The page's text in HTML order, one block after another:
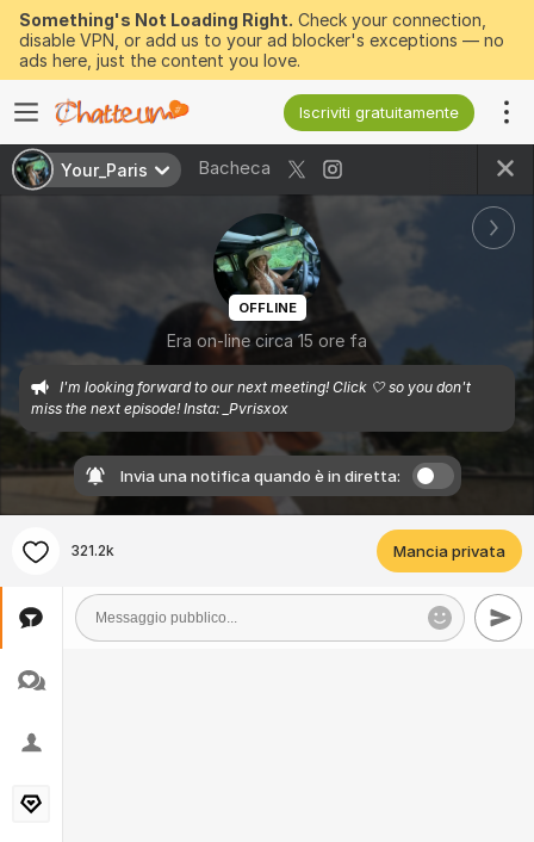
Something's Not Loading Right. Check your connection,
disable VPN, or add us to your ad blocker's exceptions — no
ads here, just the content you love.
Iscriviti gratuitamente
Your_Paris Bacheca
OFFLINE
Era on-line circa 15 ore fa
I'm looking forward to our next meeting! Click 🤍 so you don't
miss the next episode! Insta: _Pvrisxox
Invia una notifica quando è in diretta:
321.2k Mancia privata